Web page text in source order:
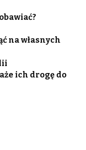
na własnych
ich drogę do